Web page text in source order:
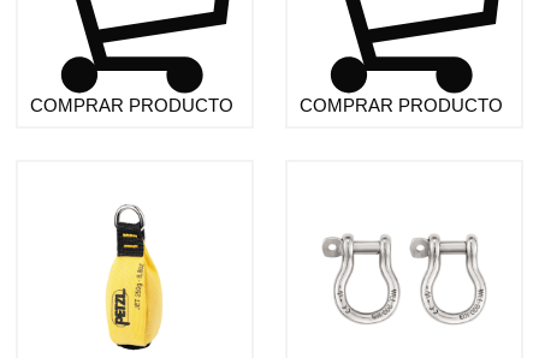
COMPRAR PRODUCTO COMPRAR PRODUCTO